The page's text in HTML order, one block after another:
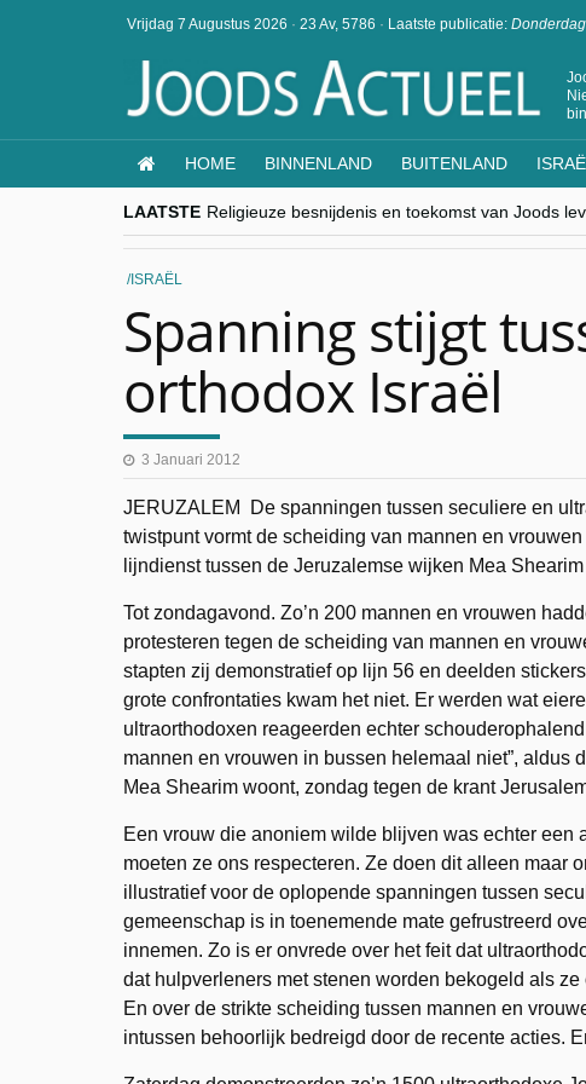
Vrijdag 7 Augustus 2026 · 23 Av, 5786 · Laatste publicatie:
HOME BINNENLAND BUITENLAND
LAATSTE Religieuze besnijdenis en toekomst van Joods
“Besnijdenisdebat toont hoe moeilijk seculiere
CITYTRIP | ROEMENIË – Boekarest: de
ISRAËL
Spanning stijgt
orthodox Israël
3 Januari 2012
JERUZALEM De spanningen tussen seculiere en
twistpunt vormt de scheiding van mannen en
lijndienst tussen de Jeruzalemse wijken Mea
Tot zondagavond. Zo’n 200 mannen en vrouwen
protesteren tegen de scheiding van mannen en
stapten zij demonstratief op lijn 56 en deelden
grote confrontaties kwam het niet. Er werden wat
ultraorthodoxen reageerden echter
mannen en vrouwen in bussen helemaal niet”,
Mea Shearim woont, zondag tegen de krant
Een vrouw die anoniem wilde blijven was echter een
moeten ze ons respecteren. Ze doen dit alleen maar
illustratief voor de oplopende spanningen tussen
gemeenschap is in toenemende mate gefrustreerd
innemen. Zo is er onvrede over het feit dat
dat hulpverleners met stenen worden bekogeld als
En over de strikte scheiding tussen mannen en
intussen behoorlijk bedreigd door de recente acties.